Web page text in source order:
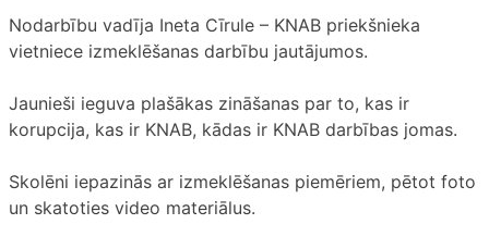
Nodarbību vadīja Ineta Cīrule – KNAB priekšnieka
vietniece izmeklēšanas darbību jautājumos.
Jaunieši ieguva plašākas zināšanas par to, kas ir
korupcija, kas ir KNAB, kādas ir KNAB darbības jomas.
Skolēni iepazinās ar izmeklēšanas piemēriem, pētot foto
un skatoties video materiālus.